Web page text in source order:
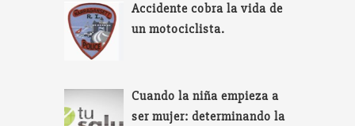
Accidente cobra la vida de
un motociclista.
Cuando la niña empieza a
ser mujer: determinando la